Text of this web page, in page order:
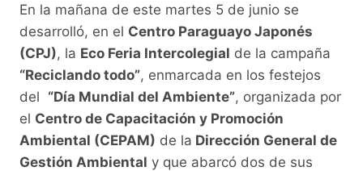
c
e
b
o
o
k
itt
er
at
s
A
p
p
p
y
Li
n
k
e
gr
a
m
En la mañana de este martes 5 de junio se
desarrolló, en el Centro Paraguayo Japonés
(CPJ), la Eco Feria Intercolegial de la campaña
“Reciclando todo”, enmarcada en los festejos
del “Día Mundial del Ambiente”, organizada por
el Centro de Capacitación y Promoción
Ambiental (CEPAM) de la Dirección General de
Gestión Ambiental y que abarcó dos de sus